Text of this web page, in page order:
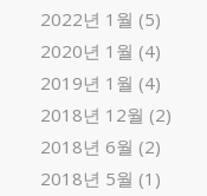
2022년 1월 (5)
2020년 1월 (4)
2019년 1월 (4)
2018년 12월 (2)
2018년 6월 (2)
2018년 5월 (1)